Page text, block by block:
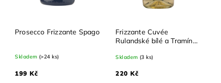
Prosecco Frizzante Spago
Skladem (>24 ks)
199 Kč
Frizzante Cuvée
Rulandské bílé a Tramín
Skladem (3 ks)
220 Kč